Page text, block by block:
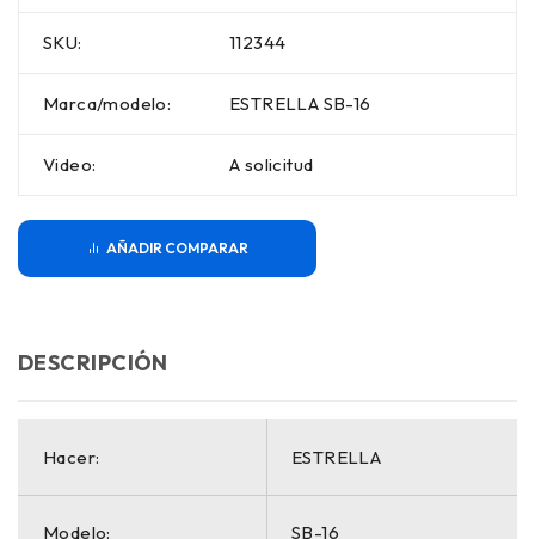
SKU: 112344
Marca/modelo: ESTRELLA SB-16
Video: A solicitud
COMPARAR
DESCRIPCIÓN
Hacer: ESTRELLA
Modelo: SB-16